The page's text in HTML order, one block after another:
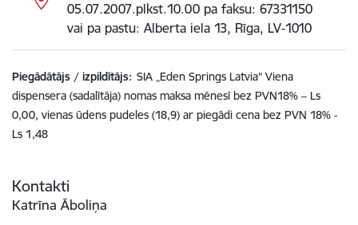
05.07.2007.plkst.10.00 pa faksu: 67331150
vai pa pastu: Alberta iela 13, Rīga, LV-1010
Piegādātājs / izpildītājs: SIA „Eden Springs Latvia” Viena
dispensera (sadalītāja) nomas maksa mēnesī bez PVN18% – Ls
0,00, vienas ūdens pudeles (18,9) ar piegādi cena bez PVN 18% -
Ls 1,48
Kontakti
Katrīna Āboliņa